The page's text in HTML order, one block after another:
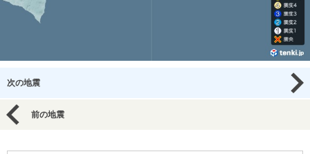
次の地震
前の地震